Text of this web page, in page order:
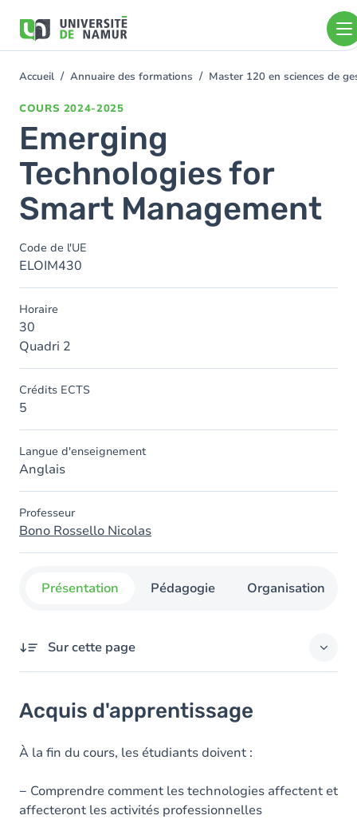
contenu
You
Accueil Annuaire des formations Master 120 en sciences de
COURS 2024-2025
Emerging
Technologies for
Smart Management
Code de l'UE
ELOIM430
Horaire
30
Quadri 2
Crédits ECTS
5
Langue d'enseignement
Anglais
Professeur
Bono Rossello Nicolas
Présentation Pédagogie Organisation
Sur cette page
Objectifs
Contenu
Acquis d'apprentissage
À la fin du cours, les étudiants doivent :
− Comprendre comment les technologies affectent et
affecteront les activités professionnelles